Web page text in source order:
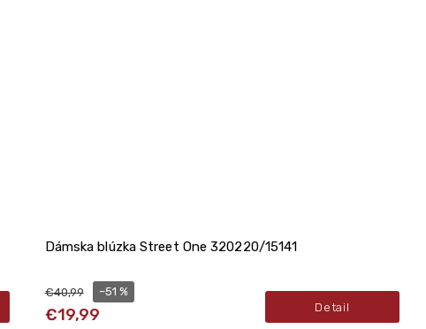
Dámska blúzka Street One 320220/15141
€40,99
€19,99
–51 %
Detail